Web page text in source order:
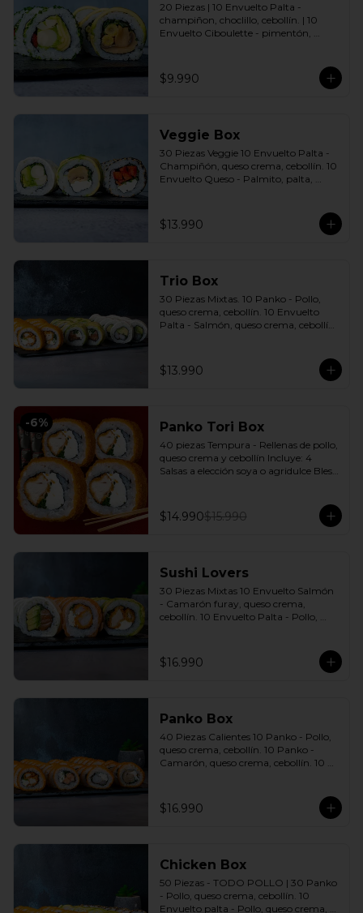
20 Piezas | 10 Envuelto Palta -
champiñon, choclillo, cebollín. | 10
Envuelto Ciboulette - pimentón,
palitos
$9.990
Veggie Box
30 Piezas Veggie 10 Envuelto Palta -
Champiñón, queso crema, cebollín. 10
Envuelto Queso - Palmito, palta,
Incluye: 3 Salsas a elección soya o
agridulce Bless + 2 palitos
$13.990
Trio Box
30 Piezas Mixtas. 10 Panko - Pollo,
queso crema, cebollín. 10 Envuelto
Palta - Salmón, queso crema, cebollín.
agridulce Bless + 2 palitos
$13.990
-6% Panko Tori Box
40 piezas Tempura - Rellenas de pollo,
queso crema y cebollín Incluye: 4
Salsas a elección soya o agridulce Bless
$14.990$15.990
Sushi Lovers
30 Piezas Mixtas 10 Envuelto Salmón
- Camarón furay, queso crema,
cebollín. 10 Envuelto Palta - Pollo,
Incluye: 3 Salsas a elección soya o
agridulce Bless + 2 palitos
$16.990
Panko Box
40 Piezas Calientes 10 Panko - Pollo,
queso crema, cebollín. 10 Panko -
Camarón, queso crema, cebollín. 10
queso crema, cebollín. Incluye: 4 Salsas
a elección soya o agridulce Bless + 2
$16.990
Chicken Box
50 Piezas - TODO POLLO | 30 Panko
- Pollo, queso crema, cebollín. 10
Envuelto palta - Pollo, queso crema,